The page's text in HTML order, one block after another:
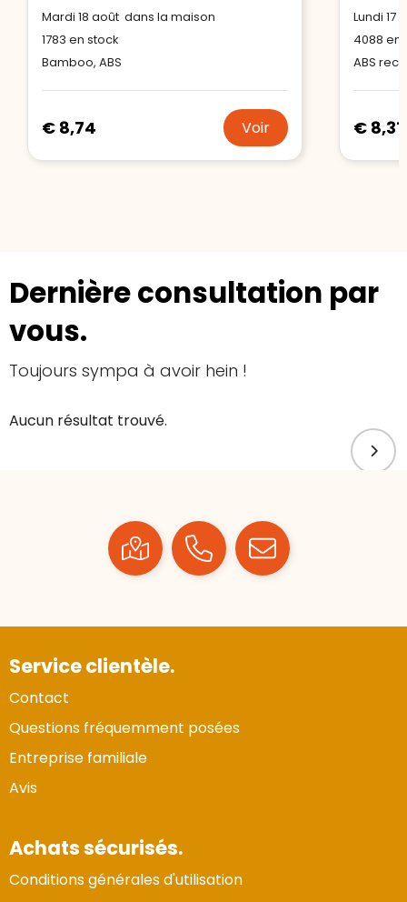
Mardi 18 août dans la maison
1783 en stock
Bamboo, ABS
€ 8,74 Voir
Lundi 17
4088 en
ABS
€ 8,31
Dernière consultation par
vous.
Toujours sympa à avoir hein !
Aucun résultat trouvé.
Service clientèle.
Contact
Questions fréquemment posées
Entreprise familiale
Avis
Achats sécurisés.
Conditions générales d'utilisation